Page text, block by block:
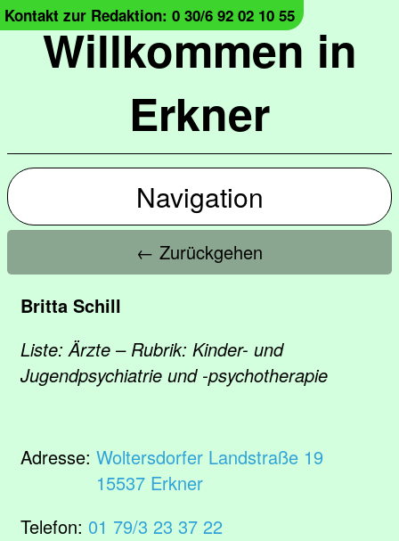
Willkommen in
Erkner
Kontakt zur Redaktion: 0 30/6 92 02 10 55
Navigation
← Zurückgehen
Britta Schill
Liste: Ärzte – Rubrik: Kinder- und
Jugendpsychiatrie und -psychotherapie
Adresse: Woltersdorfer Landstraße 19
15537 Erkner
Telefon: 01 79/3 23 37 22